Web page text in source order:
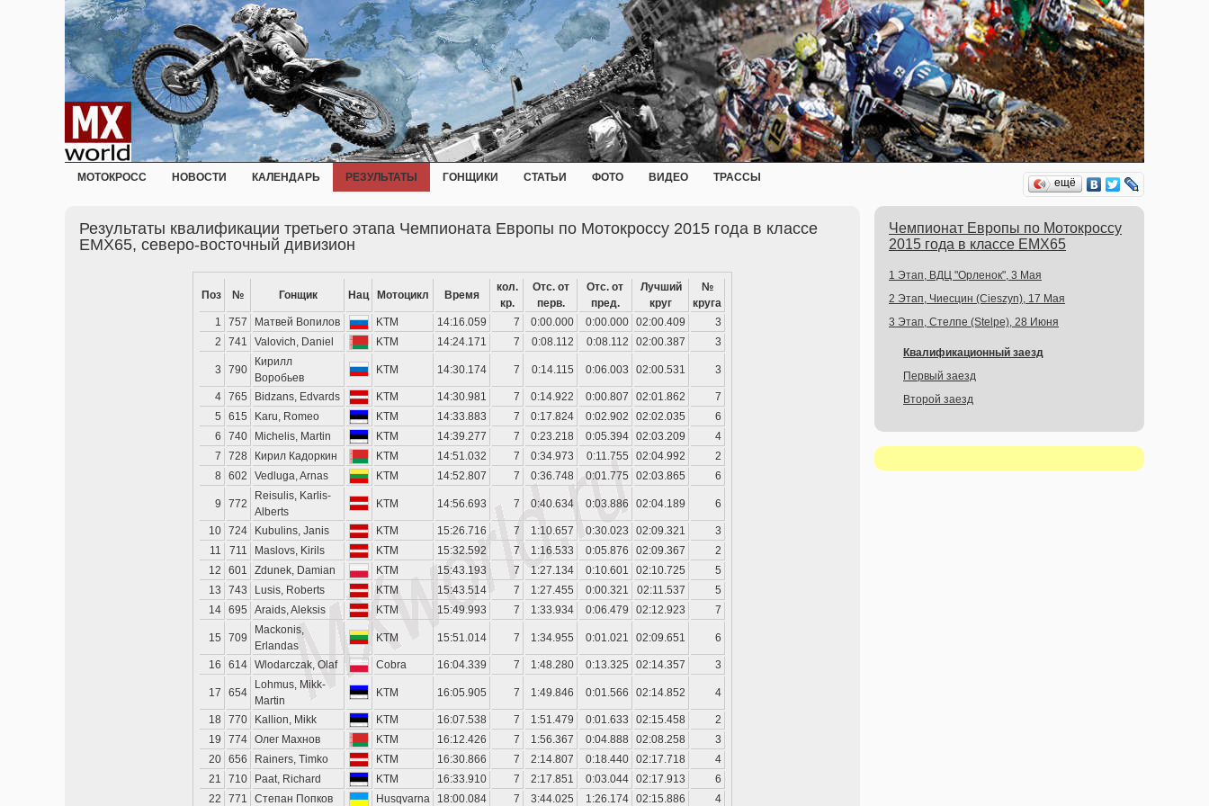
МОТОКРОСС НОВОСТИ КАЛЕНДАРЬ РЕЗУЛЬТАТЫ ГОНЩИКИ СТАТЬИ ФОТО ВИДЕО ТРАССЫ ещё
Результаты квалификации третьего этапа Чемпионата Европы по Мотокроссу 2015 года в классе
EMX65, северо-восточный дивизион
Поз № Гонщик Нац Мотоцикл Время
кол.
кр.
Отс. от
перв.
Отс. от
пред.
Лучший
круг
№
круга
1
757 Матвей Вопилов KTM 14:16.059 7 0:00.000 0:00.000 02:00.409
3
2
741 Valovich, Daniel KTM 14:24.171 7 0:08.112 0:08.112 02:00.387 3
3 790
Кирилл
Воробьев
KTM 14:30.174 7 0:14.115 0:06.003 02:00.531 3
4 765 Bidzans, Edvards KTM 14:30.981 7 0:14.922 0:00.807 02:01.862
7
5
615 Karu, Romeo KTM 14:33.883 7 0:17.824 0:02.902 02:02.035
6
6
740 Michelis, Martin KTM 14:39.277 7 0:23.218 0:05.394 02:03.209
4
7
728 Кирил Кадоркин KTM 14:51.032 7 0:34.973 0:11.755 02:04.992
2
8
602 Vedluga, Arnas KTM 14:52.807 7 0:36.748 0:01.775 02:03.865 6
9 772
Reisulis, Karlis-
Alberts
KTM 14:56.693 7 0:40.634 0:03.886 02:04.189 6
10 724 Kubulins, Janis KTM 15:26.716 7 1:10.657 0:30.023 02:09.321
3
11
711 Maslovs, Kirils KTM 15:32.592 7 1:16.533 0:05.876 02:09.367
2
12
601 Zdunek, Damian KTM 15:43.193 7 1:27.134 0:10.601 02:10.725
5
13
743 Lusis, Roberts KTM 15:43.514 7 1:27.455 0:00.321 02:11.537
5
14 695 Araids, Aleksis KTM 15:49.993 7 1:33.934 0:06.479 02:12.923 7
15 709
Mackonis,
Erlandas
KTM 15:51.014 7 1:34.955 0:01.021 02:09.651 6
16 614 Wlodarczak, Olaf Cobra 16:04.339 7 1:48.280 0:13.325 02:14.357 3
17 654
Lohmus, Mikk-
Martin
KTM 16:05.905 7 1:49.846 0:01.566 02:14.852 4
18 770 Kallion, Mikk KTM 16:07.538 7 1:51.479 0:01.633 02:15.458
2
19
774 Олег Махнов KTM 16:12.426 7 1:56.367 0:04.888 02:08.258
3
20 656 Rainers, Timko KTM 16:30.866 7 2:14.807 0:18.440 02:17.718
4
21
710 Paat, Richard KTM 16:33.910 7 2:17.851 0:03.044 02:17.913
6
22
771 Степан Попков Husqvarna 18:00.084 7 3:44.025 1:26.174 02:15.886 4
Чемпионат Европы по Мотокроссу
2015 года в классе EMX65
1 Этап, ВДЦ "Орленок", 3 Мая
2 Этап, Чиесцин (Cieszyn), 17 Мая
3 Этап, Стелпе (Stelpe), 28 Июня
Квалификационный заезд
Первый заезд
Второй заезд